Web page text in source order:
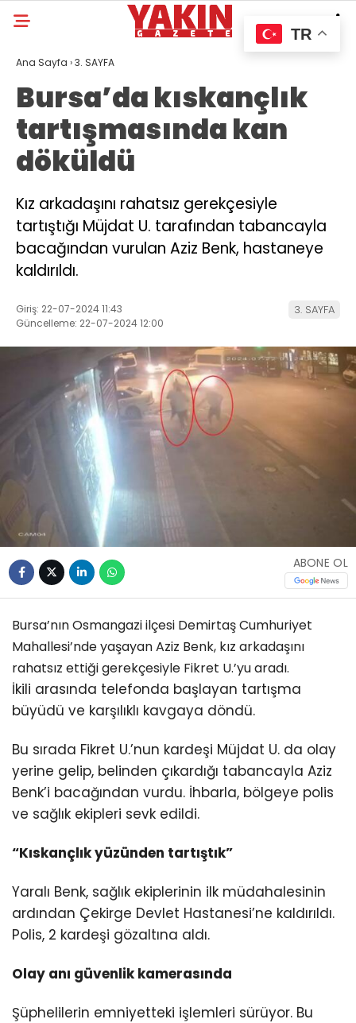
Ana Sayfa ›3. SAYFA
Bursa’da kıskançlık
tartışmasında kan
döküldü
Kız arkadaşını rahatsız gerekçesiyle
tartıştığı Müjdat U. tarafından tabancayla
bacağından vurulan Aziz Benk, hastaneye
kaldırıldı.
Giriş: 22-07-2024 11:43
Güncelleme: 22-07-2024 12:00
3. SAYFA
ABONE OL
Bursa’nın Osmangazi ilçesi Demirtaş Cumhuriyet
Mahallesi’nde yaşayan Aziz Benk, kız arkadaşını
rahatsız ettiği gerekçesiyle Fikret U.’yu aradı.
İkili arasında telefonda başlayan tartışma
büyüdü ve karşılıklı kavgaya döndü.
Bu sırada Fikret U.’nun kardeşi Müjdat U. da olay
yerine gelip, belinden çıkardığı tabancayla Aziz
Benk’i bacağından vurdu. İhbarla, bölgeye polis
ve sağlık ekipleri sevk edildi.
“Kıskançlık yüzünden tartıştık”
Yaralı Benk, sağlık ekiplerinin ilk müdahalesinin
ardından Çekirge Devlet Hastanesi’ne kaldırıldı.
Polis, 2 kardeşi gözaltına aldı.
Olay anı güvenlik kamerasında
Şüphelilerin emniyetteki işlemleri sürüyor. Bu
TR